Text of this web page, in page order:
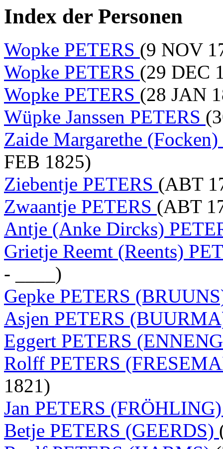
Index der Personen
Wopke PETERS (9 NOV
Wopke PETERS (29 DEC
Wopke PETERS (28 JAN
Wüpke Janssen PETERS
Zaide Margarethe
FEB 1825)
Ziebentje PETERS (ABT
Zwaantje PETERS (ABT
Antje (Anke Dircks)
Grietje Reemt (Reents)
- ____)
Gepke PETERS
Asjen PETERS
Eggert PETERS
Rolff PETERS
1821)
Jan PETERS
Betje PETERS (GEERDS)